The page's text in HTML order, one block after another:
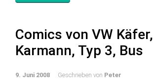
Comics von VW Käfer,
Karmann, Typ 3, Bus
9. Juni 2008 Geschrieben von Peter